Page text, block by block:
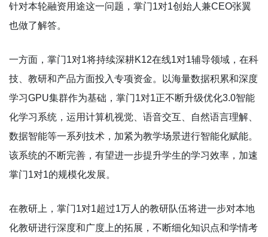
针对本轮融资用途这一问题，掌门1对1创始人兼CEO张翼
也做了解答。
一方面，掌门1对1将持续深耕K12在线1对1辅导领域，在科
技、教研和产品方面投入专项资金。以海量数据积累和深度
学习GPU集群作为基础，掌门1对1正不断升级优化3.0智能
化学习系统，运用计算机视觉、语音交互、自然语言理解、
数据智能等一系列技术，加紧为教学场景进行智能化赋能。
该系统的不断完善，有望进一步提升学生的学习效率，加速
掌门1对1的规模化发展。
在教研上，掌门1对1超过1万人的教研队伍将进一步对本地
化教研进行深度和广度上的拓展，不断细化知识点和学情考